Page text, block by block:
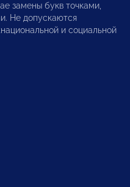
замены букв точками,
Не допускаются
и социальной